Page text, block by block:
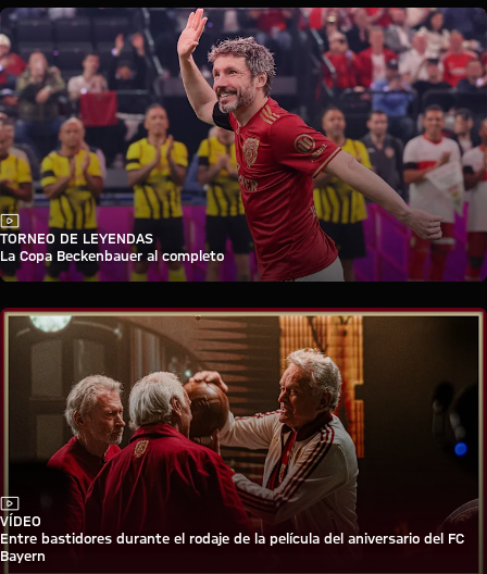
Vídeo
TORNEO DE LEYENDAS
La Copa Beckenbauer al completo
Vídeo
VÍDEO
Entre bastidores durante el rodaje de la película del aniversario del FC
Bayern